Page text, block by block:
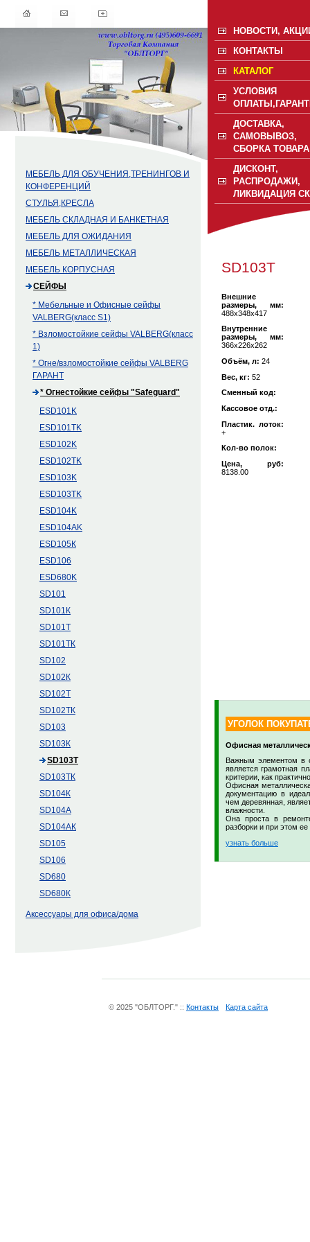
МЕБЕЛЬ ДЛЯ ОБУЧЕНИЯ,ТРЕНИНГОВ И
КОНФЕРЕНЦИЙ
СТУЛЬЯ,КРЕСЛА
МЕБЕЛЬ СКЛАДНАЯ И БАНКЕТНАЯ
МЕБЕЛЬ ДЛЯ ОЖИДАНИЯ
МЕБЕЛЬ МЕТАЛЛИЧЕСКАЯ
МЕБЕЛЬ КОРПУСНАЯ
СЕЙФЫ
* Мебельные и Офисные сейфы
VALBERG(класс S1)
* Взломостойкие сейфы VALBERG(класс
1)
* Огне/взломостойкие сейфы VALBERG
ГАРАНТ
* Огнестойкие сейфы "Safeguard"
ESD101K
ESD101ТK
ESD102K
ESD102TK
ESD103K
ESD103TK
ESD104K
ESD104АK
ESD105К
ESD106
ESD680K
SD101
SD101К
SD101Т
SD101ТК
SD102
SD102К
SD102Т
SD102ТК
SD103
SD103К
SD103Т
SD103ТК
SD104К
SD104А
SD104АК
SD105
SD106
SD680
SD680К
Аксессуары для офиса/дома
НОВОСТИ,
КОНТАКТЫ
КАТАЛОГ
УСЛОВИЯ
ДОСТАВКА,
САМОВЫВОЗ,
СБОРКА ТОВАРА
ДИСКОНТ,
РАСПРОДАЖИ,
ЛИКВИДАЦИЯ
SD103Т
Внешние
размеры, мм:
488х348х417
Внутренние
размеры, мм:
366х226х262
Объём, л: 24
Вес, кг: 52
Сменный код:
Кассовое отд.:
Пластик. лоток:
+
Кол-во полок:
Цена, руб:
8138.00
УГОЛОК
Офисная
Важным элементом в
является грамотная
критерии, как
Офисная
документацию в
чем деревянная,
влажности.
Она проста в
разборки и при этом
узнать больше
© 2025 "ОБЛТОРГ." :: Контакты Карта сайта